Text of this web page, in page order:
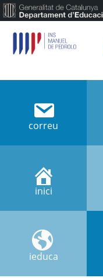
correu
inici
ieduca